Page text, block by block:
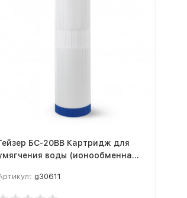
БС-20BB Картридж для
воды (ионообменная
g30611